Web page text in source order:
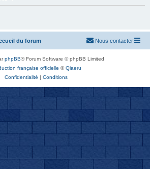
du forum Nous contacter
phpBB® Forum Software © phpBB Limited
française officielle ©Qiaeru
Confidentialité | Conditions